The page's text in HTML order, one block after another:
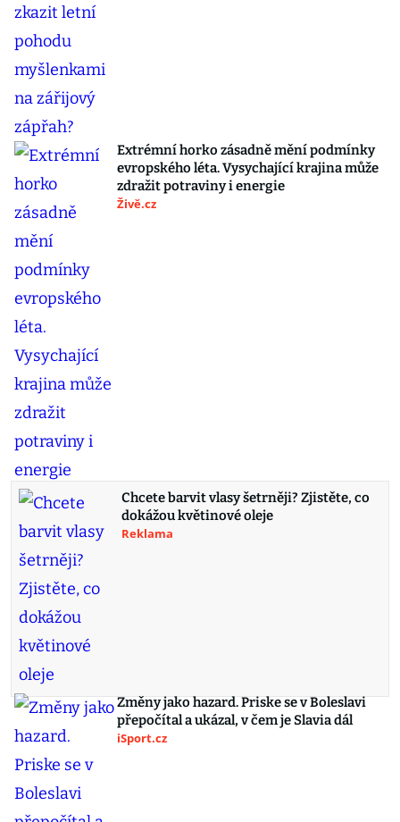
Extrémní horko zásadně mění podmínky
evropského léta. Vysychající krajina může
zdražit potraviny i energie
Živě.cz
Chcete barvit vlasy šetrněji? Zjistěte, co
dokážou květinové oleje
Reklama
Změny jako hazard. Priske se v Boleslavi
přepočítal a ukázal, v čem je Slavia dál
iSport.cz